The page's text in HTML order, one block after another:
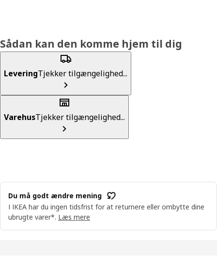
Sådan kan den komme hjem til dig
LeveringTjekker tilgængelighed...
VarehusTjekker tilgængelighed...
Du må godt ændre mening
I IKEA har du ingen tidsfrist for at returnere eller ombytte dine
ubrugte varer*. Læs mere